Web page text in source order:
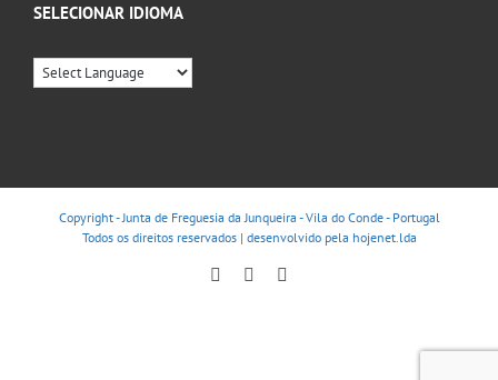
SELECIONAR IDIOMA
Copyright - Junta de Freguesia da Junqueira - Vila do Conde - Portugal
Todos os direitos reservados | desenvolvido pela hojenet.lda
FacebookInstagram